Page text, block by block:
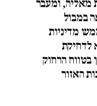
מאליה, ומעבר
במבול
מדיניות
לדחיקת
בטווח הרחוק
האזור